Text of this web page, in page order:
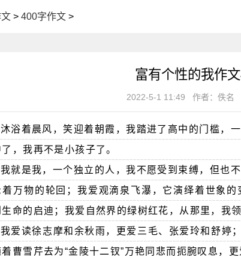
> 400字作文>
富有个性的我作
2022-5-1 11:49 作者：佚名
沐浴着晨风，笑迎着朝霞，我踏进了高中的门槛，
了，我再不是小孩子了。
我就是我，一个独立的人，我不愿受到束缚，但也
着万物的轮回；我爱观滴泉飞瀑，它演绎着世象
生命的启迪；我爱自然界的绿树红花，从那里，我
我爱读徐志摩和余秋雨，更爱三毛、张爱玲和舒婷
着曹雪芹去为“金陵十二钗”万艳同悲而扼腕叹息，